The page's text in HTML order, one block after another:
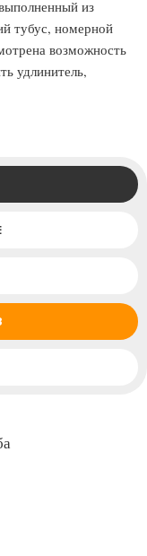
из
тубус, номерной
возможность
удлинитель,